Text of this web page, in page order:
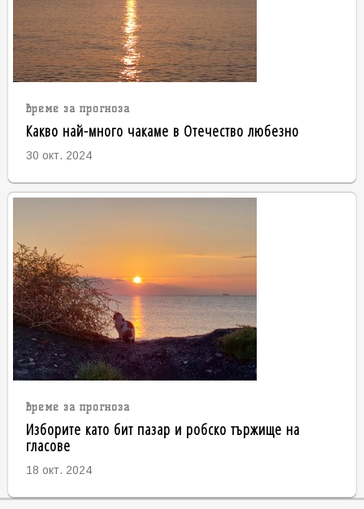
време за прогноза
Какво най-много чакаме в Отечество любезно
30 окт. 2024
време за прогноза
Изборите като бит пазар и робско тържище на
гласове
18 окт. 2024